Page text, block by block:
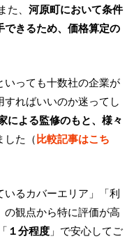
、 河原町において条件
きるため、価格算定の
いっても十数社の企業が
ればいいのか迷ってし
による監修のもと、様々
した（比較記事はこち
るカバーエリア」「利
の観点から特に評価が高
１分程度 」で安心してご